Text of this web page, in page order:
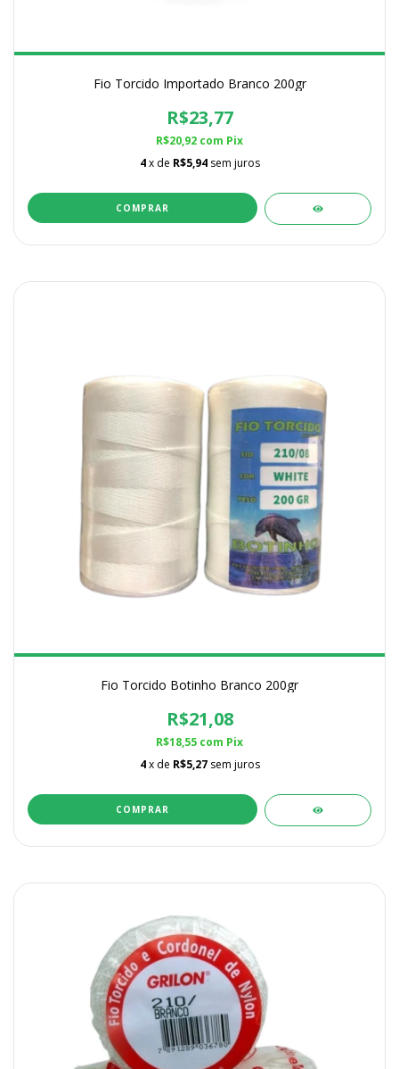
Fio Torcido Importado Branco 200gr
R$23,77
R$20,92 com Pix
4 x de R$5,94 sem juros
COMPRAR
Fio Torcido Botinho Branco 200gr
R$21,08
R$18,55 com Pix
4 x de R$5,27 sem juros
COMPRAR